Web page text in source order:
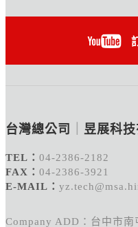
台灣總公司 昱展科技
TEL： 04-2386-2182
FAX： 04-2386-3921
E-MAIL：
Company ADD：台中市